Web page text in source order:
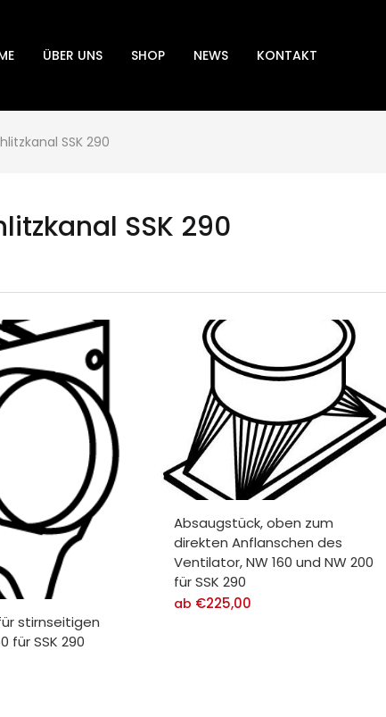
ÜBER UNS SHOP NEWS KONTAKT
SSK 290
SSK 290
stirnseitigen
für SSK 290
Absaugstück, oben zum
direkten Anflanschen des
Ventilator, NW 160 und NW 200
für SSK 290
ab €225,00
federbetätigte
PN-
elektrisch.